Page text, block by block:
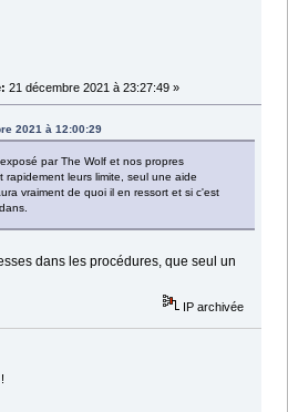
21 décembre 2021 à 23:27:49 »
2021 à 12:00:29
par The Wolf et nos propres
rapidement leurs limite, seul une aide
vraiment de quoi il en ressort et si c'est
dans les procédures, que seul un
IP archivée